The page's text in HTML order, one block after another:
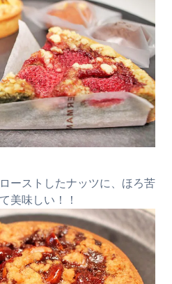
ーストしたナッツに、ほろ苦
美味しい！！